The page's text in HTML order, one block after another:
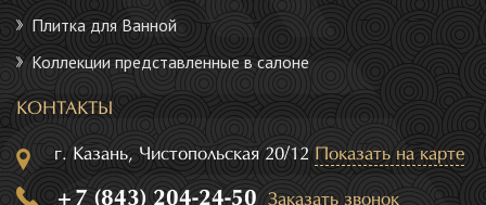
Плитка для Ванной
Коллекции представленные в салоне
КОНТАКТЫ
г. Казань, Чистопольская 20/12 Показать на карте
+7 (843) 204-24-50 Заказать звонок